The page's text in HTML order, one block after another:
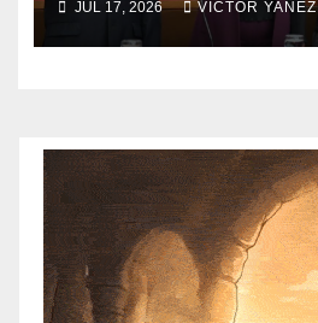
JUL 17, 2026 VÍCTOR YAÑEZ